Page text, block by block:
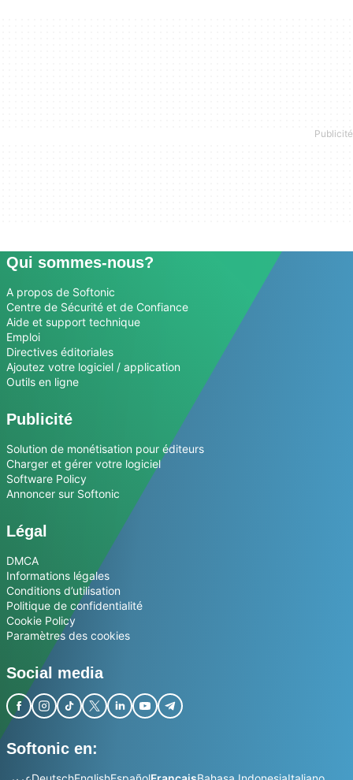
Qui sommes-nous?
A propos de Softonic
Centre de Sécurité et de Confiance
Aide et support technique
Emploi
Directives éditoriales
Ajoutez votre logiciel / application
Outils en ligne
Publicité
Solution de monétisation pour éditeurs
Charger et gérer votre logiciel
Software Policy
Annoncer sur Softonic
Légal
DMCA
Informations légales
Conditions d’utilisation
Politique de confidentialité
Cookie Policy
Paramètres des cookies
Social media
Softonic en: